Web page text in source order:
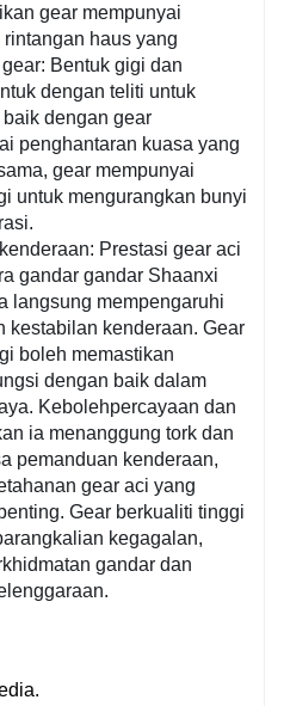
gear mempunyai
haus yang
Bentuk gigi dan
dengan teliti untuk
dengan gear
penghantaran kuasa yang
gear mempunyai
untuk mengurangkan bunyi
Prestasi gear aci
gandar gandar Shaanxi
langsung mempengaruhi
kestabilan kenderaan. Gear
boleh memastikan
dengan baik dalam
Kebolehpercayaan dan
ia menanggung tork dan
pemanduan kenderaan,
gear aci yang
Gear berkualiti tinggi
kegagalan,
gandar dan